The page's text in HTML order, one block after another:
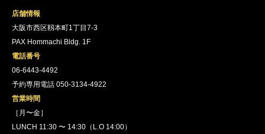
店舗情報
大阪市西区靱本町1丁目7-3
PAX Hommachi Bldg. 1F
電話番号
06-6443-4492
予約専用電話 050-3134-4922
営業時間
［月〜金］
LUNCH 11:30 〜 14:30（L.O 14:00）